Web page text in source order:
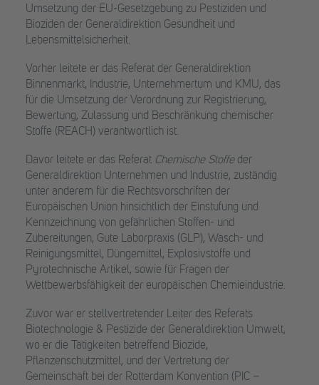
Umsetzung der EU-Gesetzgebung zu Pestiziden und
Bioziden der Generaldirektion Gesundheit und
Lebensmittelsicherheit.
Vorher leitete er das Referat der Generaldirektion
Binnenmarkt, Industrie, Unternehmertum und KMU, das
für die Umsetzung der Verordnung zur Registrierung,
Bewertung, Zulassung und Beschränkung chemischer
Stoffe (REACH) verantwortlich ist.
Davor leitete er das Referat Chemische Stoffeder
Generaldirektion Unternehmen und Industrie, zuständig
unter anderem für die Rechtsvorschriften der
Europäischen Union hinsichtlich der Einstufung und
Kennzeichnung von gefährlichen Stoffen- und
Zubereitungen, Gute Laborpraxis (GLP), Wasch- und
Reinigungsmittel, Düngemittel, Explosivstoffe und
Pyrotechnische Artikel, sowie für Fragen der
Wettbewerbsfähigkeit der europäischen Chemieindustrie.
Zuvor war er stellvertretender Leiter des Referats
Biotechnologie & Pestizide der Generaldirektion Umwelt,
wo er die Tätigkeiten betreffend Biozide,
Pflanzenschutzmittel, und der Vertretung der
Gemeinschaft bei der Rotterdam Konvention (PIC –